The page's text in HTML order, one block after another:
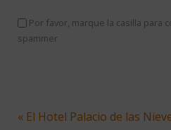
Por favor, marque la casilla para
spammer
« El Hotel Palacio de las